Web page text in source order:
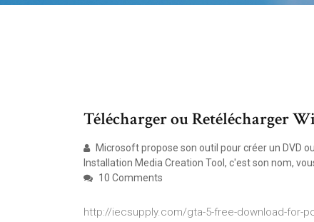
Télécharger ou Retélécharger
Microsoft propose son outil pour créer un DVD
Installation Media Creation Tool, c'est son nom,
10 Comments
http://iecsupply.com/gta-5-free-download-for-